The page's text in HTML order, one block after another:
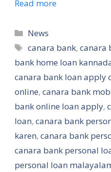
Read more
Categories
News
Tags
canara bank,canara
bank home loan
canara bank loan apply
online, canara bank
bank online loan apply,
loan, canara bank
karen, canara bank
canara bank personal
personal loan